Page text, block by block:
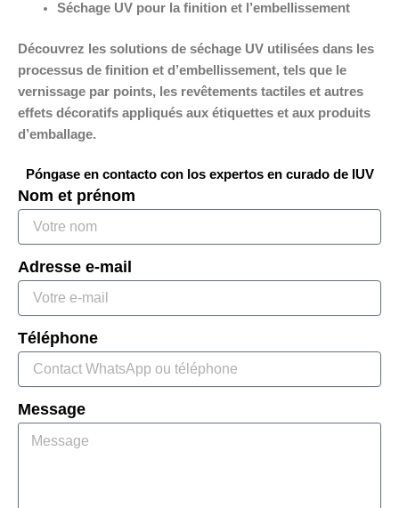
Séchage UV pour la finition et l’embellissement
Découvrez les solutions de séchage UV utilisées dans les
processus de finition et d’embellissement, tels que le
vernissage par points, les revêtements tactiles et autres
effets décoratifs appliqués aux étiquettes et aux produits
d’emballage.
Póngase en contacto con los expertos en curado de IUV
Nom et prénom
Adresse e-mail
Téléphone
Message